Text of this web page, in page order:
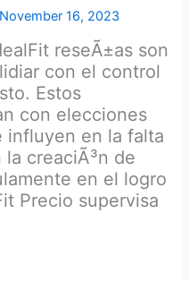
November 16, 2023
reseÃ±as son
con el control
Estos
con elecciones
en la falta
creaciÃ³n de
en el logro
Precio supervisa